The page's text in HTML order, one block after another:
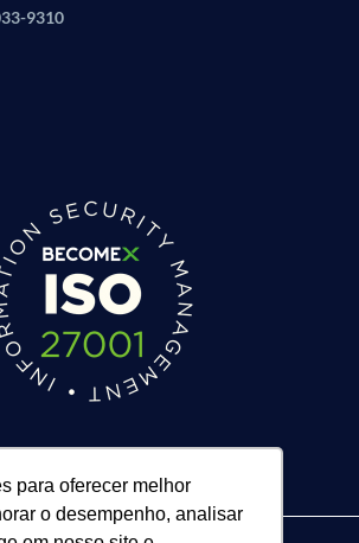
para oferecer melhor
o desempenho, analisar
9310